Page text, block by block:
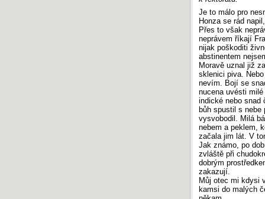
Je to málo pro
Honza se rád
Přes to však
neprávem říkají
nijak poškoditi
abstinentem
Moravě uznal již
sklenici piva.
nevím. Bojí se
nucena uvésti
indické nebo snad
bůh spustil s
vysvobodil. Milá
nebem a peklem,
začala jim lát. V
Jak známo, po
zvláště při
dobrým
zakazují.
Můj otec mi kdysi
kamsi do malých